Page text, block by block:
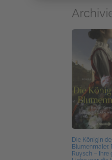
Die Königin
Blumenmaler.
Ruysch – Ihre